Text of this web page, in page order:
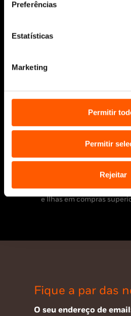
Preferências
Estatísticas
Marketing
Permitir
Permitir
Rejeitar
Bibliotecas)
Contactos
* Portes grátis para
e Ilhas em compras
Fique a par das
O seu endereço de